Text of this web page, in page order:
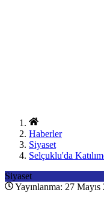
Haberler
Siyaset
Selçuklu'da
Siyaset
Yayınlanma: 27